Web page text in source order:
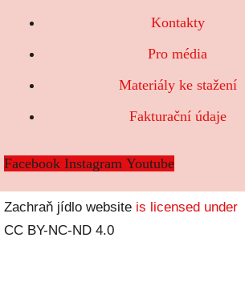
Kontakty
Pro média
Materiály ke stažení
Fakturační údaje
Facebook Instagram Youtube
Zachraň jídlo website is licensed under
CC BY-NC-ND 4.0